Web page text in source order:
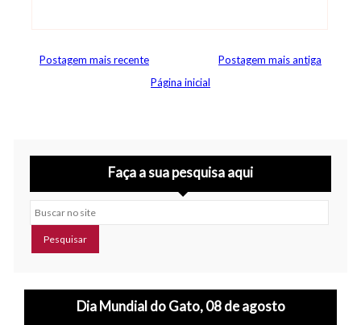
Postagem mais recente
Postagem mais antiga
Página inicial
Faça a sua pesquisa aqui
Buscar no site
Dia Mundial do Gato, 08 de agosto